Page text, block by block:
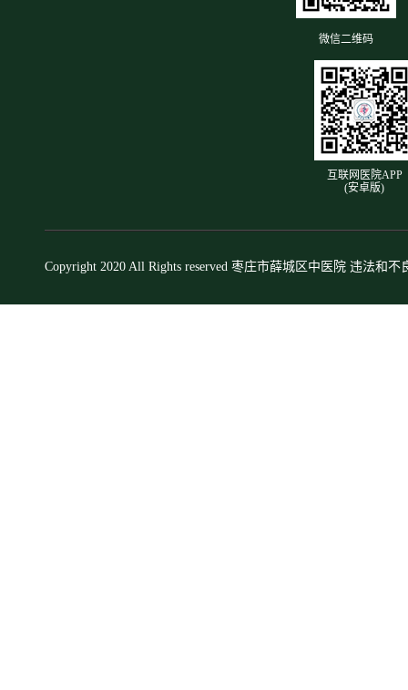
微信二维码
互联网医院APP
(安卓版)
Copyright 2020 All Rights reserved 枣庄市薛城区中医院 违法和